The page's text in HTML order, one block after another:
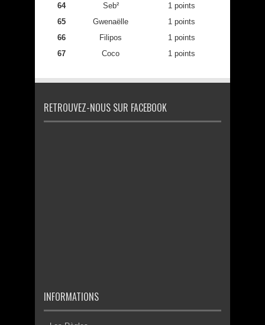
64
Seb²
1 points
65
Gwenaëlle
1 points
66
Filipos
1 points
67
Coco 1 points
RETROUVEZ-NOUS SUR FACEBOOK
INFORMATIONS